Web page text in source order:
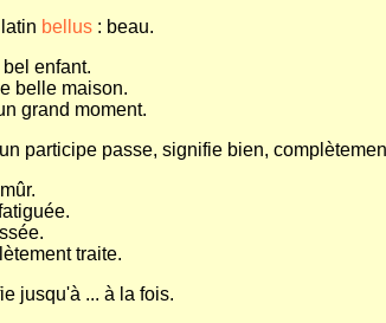
bellus : beau.
bel enfant.
belle maison.
grand moment.
participe passe, signifie bien,
traite.
jusqu'à ... à la fois.